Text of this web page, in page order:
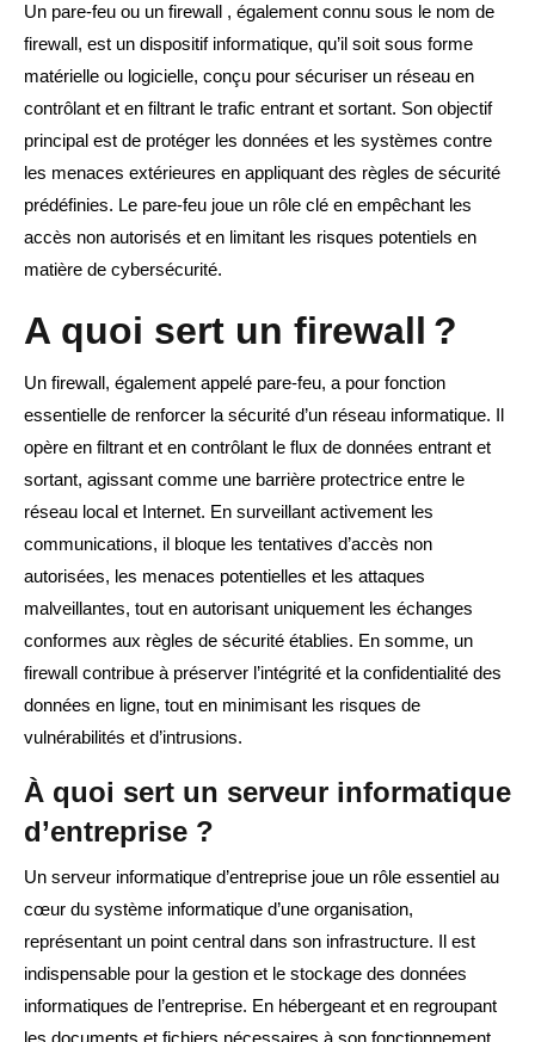
Un pare-feu ou un firewall , également connu sous le nom de
firewall, est un dispositif informatique, qu’il soit sous forme
matérielle ou logicielle, conçu pour sécuriser un réseau en
contrôlant et en filtrant le trafic entrant et sortant. Son objectif
principal est de protéger les données et les systèmes contre
les menaces extérieures en appliquant des règles de sécurité
prédéfinies. Le pare-feu joue un rôle clé en empêchant les
accès non autorisés et en limitant les risques potentiels en
matière de cybersécurité.
A quoi sert un firewall ?
Un firewall, également appelé pare-feu, a pour fonction
essentielle de renforcer la sécurité d’un réseau informatique. Il
opère en filtrant et en contrôlant le flux de données entrant et
sortant, agissant comme une barrière protectrice entre le
réseau local et Internet. En surveillant activement les
communications, il bloque les tentatives d’accès non
autorisées, les menaces potentielles et les attaques
malveillantes, tout en autorisant uniquement les échanges
conformes aux règles de sécurité établies. En somme, un
firewall contribue à préserver l’intégrité et la confidentialité des
données en ligne, tout en minimisant les risques de
vulnérabilités et d’intrusions.
À quoi sert un serveur informatique
d’entreprise ?
Un serveur informatique d’entreprise joue un rôle essentiel au
cœur du système informatique d’une organisation,
représentant un point central dans son infrastructure. Il est
indispensable pour la gestion et le stockage des données
informatiques de l’entreprise. En hébergeant et en regroupant